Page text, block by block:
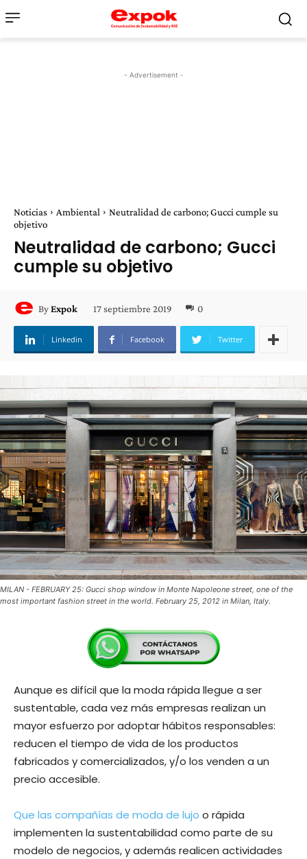
- Advertisement -
Noticias Ambiental
Neutralidad de carbono; Gucci cumple su
objetivo
Neutralidad de carbono; Gucci
cumple su objetivo
ByExpok 17 septiembre 2019 0
Linkedin Facebook Twitter
MILAN - FEBRUARY 25: Gucci shop window in Monte Napoleone street, one of the
most important fashion street in the world. February 25, 2012 in Milan, Italy.
Aunque es difícil que la moda rápida llegue a ser
sustentable, cada vez más empresas realizan un
mayor esfuerzo por adoptar hábitos responsables:
reducen el tiempo de vida de los productos
fabricados y comercializados, y/o los venden a un
precio accesible.
Que las compañías de moda de lujo o rápida
implementen la sustentabilidad como parte de su
modelo de negocios, y además realicen actividades